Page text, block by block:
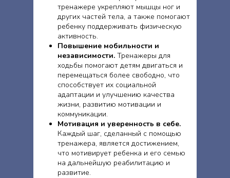
тренажере укрепляют мышцы ног и
других частей тела, а также помогают
ребенку поддерживать физическую
активность.
Повышение мобильности и
независимости. Тренажеры для
ходьбы помогают детям двигаться и
перемещаться более свободно, что
способствует их социальной
адаптации и улучшению качества
жизни, развитию мотивации и
коммуникации.
Мотивация и уверенность в себе.
Каждый шаг, сделанный с помощью
тренажера, является достижением,
что мотивирует ребенка и его семью
на дальнейшую реабилитацию и
развитие.